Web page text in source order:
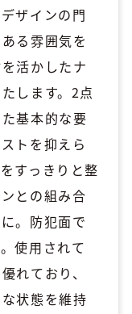
ザインの門
る雰囲気を
活かしたナ
します。2点
基本的な要
トを抑えら
すっきりと整
との組み合
。防犯面で
使用されて
れており、
状態を維持